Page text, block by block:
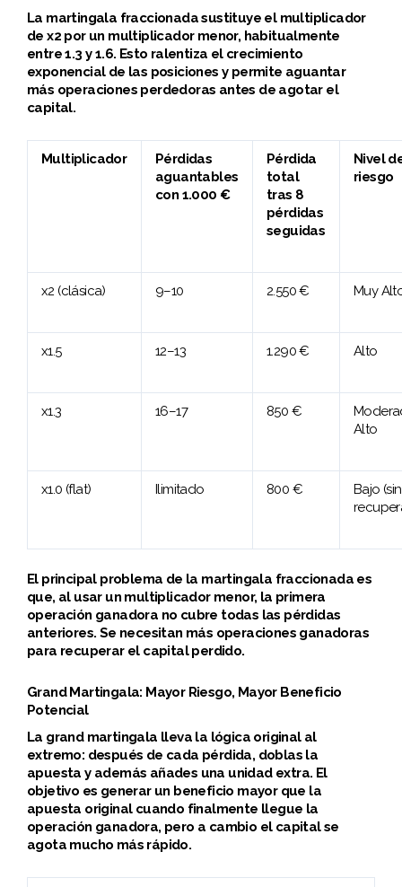
La martingala fraccionada sustituye el multiplicador
de x2 por un multiplicador menor, habitualmente
entre 1.3 y 1.6. Esto ralentiza el crecimiento
exponencial de las posiciones y permite aguantar
más operaciones perdedoras antes de agotar el
capital.
Multiplicador
Pérdidas
aguantables
con 1.000 €
Pérdida
total
tras 8
pérdidas
seguidas
Nivel
riesgo
x2 (clásica) 9–10 2.550 € Muy
x1.5 12–13 1.290 € Alto
x1.3 16–17 850 €
Alto
x1.0 (flat) Ilimitado 800 €
Bajo (sin
El principal problema de la martingala fraccionada es
que, al usar un multiplicador menor, la primera
operación ganadora no cubre todas las pérdidas
anteriores. Se necesitan más operaciones ganadoras
para recuperar el capital perdido.
Grand Martingala: Mayor Riesgo, Mayor Beneficio
Potencial
La grand martingala lleva la lógica original al
extremo: después de cada pérdida, doblas la
apuesta y además añades una unidad extra. El
objetivo es generar un beneficio mayor que la
apuesta original cuando finalmente llegue la
operación ganadora, pero a cambio el capital se
agota mucho más rápido.